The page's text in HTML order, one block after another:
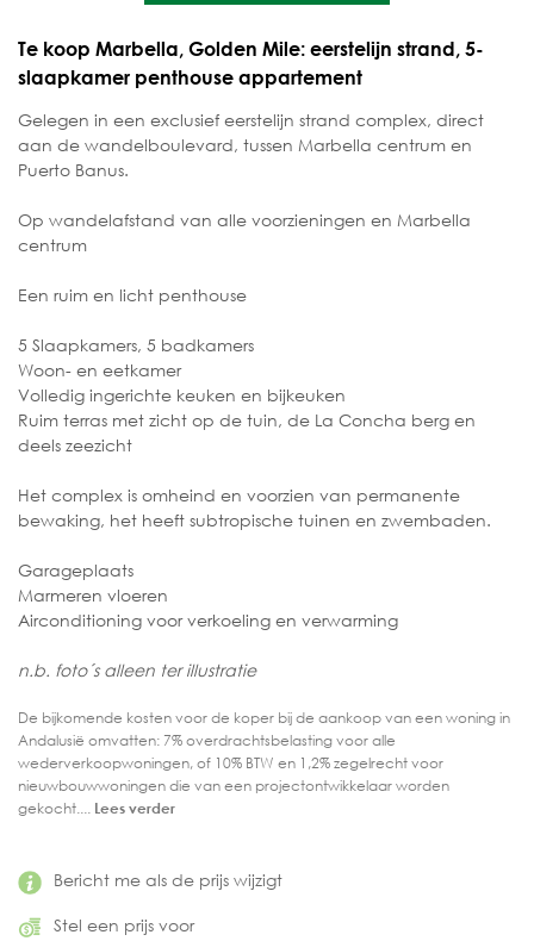
Bericht me als de prijs wijzigt
Stel een prijs voor
Te koop Marbella, Golden Mile: eerstelijn strand, 5-
slaapkamer penthouse appartement
Gelegen in een exclusief eerstelijn strand complex, direct
aan de wandelboulevard, tussen Marbella centrum en
Puerto Banus.
Op wandelafstand van alle voorzieningen en Marbella
centrum
Een ruim en licht penthouse
5 Slaapkamers, 5 badkamers
Woon- en eetkamer
Volledig ingerichte keuken en bijkeuken
Ruim terras met zicht op de tuin, de La Concha berg en
deels zeezicht
Het complex is omheind en voorzien van permanente
bewaking, het heeft subtropische tuinen en zwembaden.
Garageplaats
Marmeren vloeren
Airconditioning voor verkoeling en verwarming
n.b. foto´s alleen ter illustratie
De bijkomende kosten voor de koper bij de aankoop van een woning in
Andalusië omvatten: 7% overdrachtsbelasting voor alle
wederverkoopwoningen, of 10% BTW en 1,2% zegelrecht voor
nieuwbouwwoningen die van een projectontwikkelaar worden
gekocht.... Lees verder